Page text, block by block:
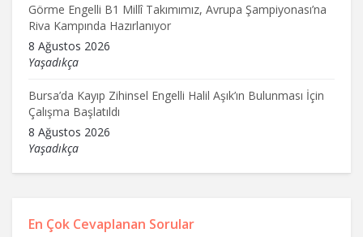
Görme Engelli B1 Millî Takımımız, Avrupa Şampiyonası’na
Riva Kampında Hazırlanıyor
8 Ağustos 2026
Yaşadıkça
Bursa’da Kayıp Zihinsel Engelli Halil Aşık’ın Bulunması İçin
Çalışma Başlatıldı
8 Ağustos 2026
Yaşadıkça
En Çok Cevaplanan Sorular